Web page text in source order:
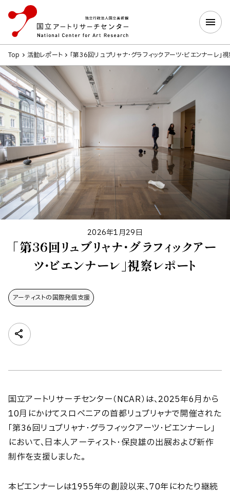
Top 活動レポート 「第36回リュブリャナ・グラフィックアーツ・ビエンナーレ」
2026年1月29日
「第36回リュブリャナ・グラフィックアー
ツ・ビエンナーレ」視察レポート
アーティストの​国際発信支援
国立アートリサーチセンター（NCAR）は、2025年6月から
10月にかけてスロベニアの首都リュブリャナで開催された
「第36回リュブリャナ・グラフィックアーツ・ビエンナーレ」
において、日本人アーティスト・保良雄の出展および新作
制作を支援しました。
本ビエンナーレは1955年の創設以来、70年にわたり継続